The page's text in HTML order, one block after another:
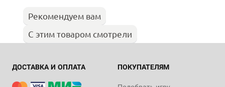
Рекомендуем вам
С этим товаром смотрели
ДОСТАВКА И ОПЛАТА ПОКУПАТЕЛЯМ